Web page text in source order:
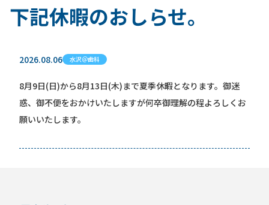
下記休暇のおしらせ。
2026.08.06 水沢＠歯科
8月9日(日)から8月13日(木)まで夏季休暇となります。御迷
惑、御不便をおかけいたしますが何卒御理解の程よろしくお
願いいたします。